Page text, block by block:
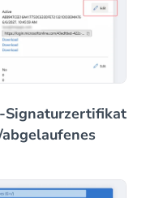
Signaturzertifikat